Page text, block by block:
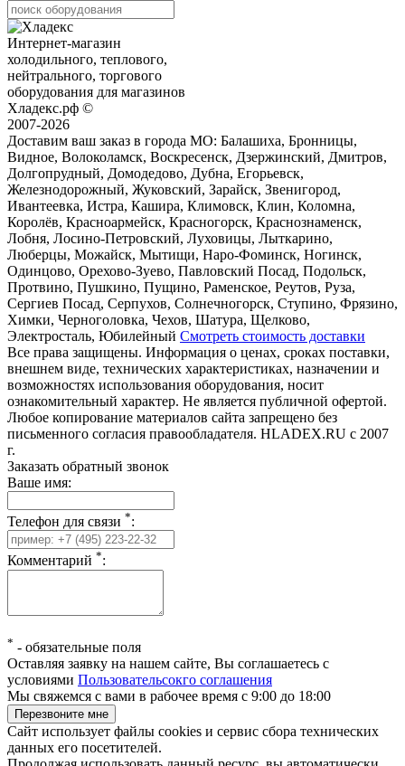
Интернет-магазин
холодильного, теплового,
нейтрального, торгового
оборудования для магазинов
Хладекс.рф ©
2007-2026
Доставим ваш заказ в города МО: Балашиха, Бронницы,
Видное, Волоколамск, Воскресенск, Дзержинский, Дмитров,
Долгопрудный, Домодедово, Дубна, Егорьевск,
Железнодорожный, Жуковский, Зарайск, Звенигород,
Ивантеевка, Истра, Кашира, Климовск, Клин, Коломна,
Королёв, Красноармейск, Красногорск, Краснознаменск,
Лобня, Лосино-Петровский, Луховицы, Лыткарино,
Люберцы, Можайск, Мытищи, Наро-Фоминск, Ногинск,
Одинцово, Орехово-Зуево, Павловский Посад, Подольск,
Протвино, Пушкино, Пущино, Раменское, Реутов, Руза,
Сергиев Посад, Серпухов, Солнечногорск, Ступино, Фрязино,
Химки, Черноголовка, Чехов, Шатура, Щелково,
Электросталь, Юбилейный Смотреть стоимость доставки
Все права защищены. Информация о ценах, сроках поставки,
внешнем виде, технических характеристиках, назначении и
возможностях использования оборудования, носит
ознакомительный характер. Не является публичной офертой.
Любое копирование материалов сайта запрещено без
письменного согласия правообладателя. HLADEX.RU c 2007
г.
Заказать обратный звонок
Ваше имя:
Телефон для связи *:
Комментарий *:
* - обязательные поля
Оставляя заявку на нашем сайте, Вы соглашаетесь с
условиями Пользовательсокго соглашения
Мы свяжемся с вами в рабочее время с 9:00 до 18:00
Сайт использует файлы cookies и сервис сбора технических
данных его посетителей.